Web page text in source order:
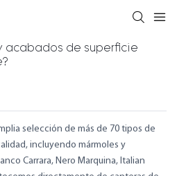
acabados de superficie
selección de más de 70 tipos de
incluyendo mármoles y
Carrara, Nero Marquina, Italian